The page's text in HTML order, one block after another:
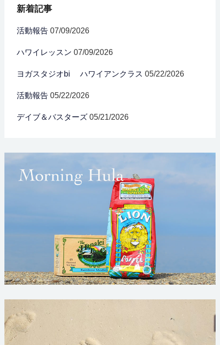
新着記事
活動報告 07/09/2026
ハワイレッスン 07/09/2026
ヨガスタジオbi ハワイアンクラス 05/22/2026
活動報告 05/22/2026
デイブ＆バスターズ 05/21/2026